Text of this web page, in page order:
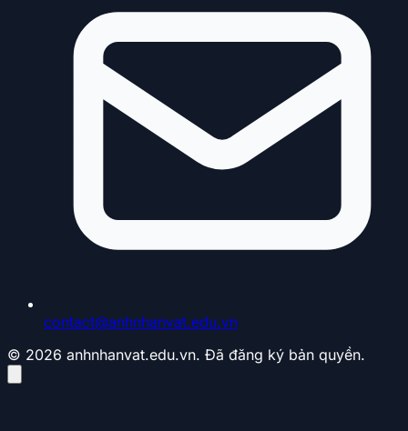
contact@anhnhanvat.edu.vn
© 2026 anhnhanvat.edu.vn. Đã đăng ký bản quyền.